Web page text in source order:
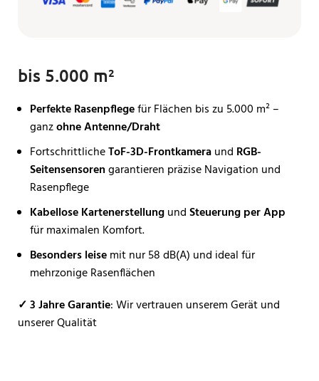
bis 5.000 m²
Perfekte Rasenpflegefür Flächen bis zu 5.000 m² –
ganzohne Antenne/Draht
FortschrittlicheToF-3D-Frontkameraund RGB-
Seitensensorengarantieren präzise Navigation und
Rasenpflege
Kabellose KartenerstellungundSteuerung per App
für maximalen Komfort.
Besonders leisemit nur 58 dB(A) und ideal für
mehrzonige Rasenflächen
✓ 3 Jahre Garantie: Wir vertrauen unserem Gerät und
unserer Qualität